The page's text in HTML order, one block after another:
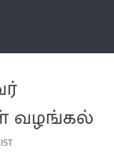
வழங்கல்